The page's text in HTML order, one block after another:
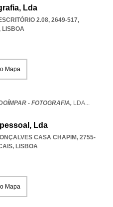
Lda
2.08, 2649-517,
LISBOA
Mapa
- FOTOGRAFIA, LDA...
Lda
CASA CHAPIM, 2755-
, LISBOA
Mapa